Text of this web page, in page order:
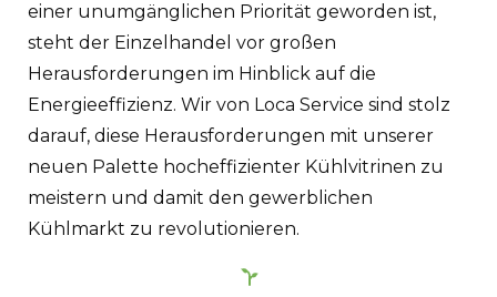
einer unumgänglichen Priorität geworden ist,
steht der Einzelhandel vor großen
Herausforderungen im Hinblick auf die
Energieeffizienz. Wir von Loca Service sind stolz
darauf, diese Herausforderungen mit unserer
neuen Palette hocheffizienter Kühlvitrinen zu
meistern und damit den gewerblichen
Kühlmarkt zu revolutionieren.